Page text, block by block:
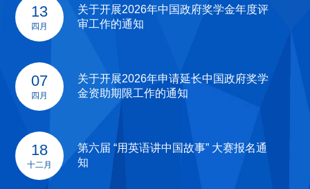
13
四月
关于开展2026年中国政府奖学金年度评
审工作的通知
07
四月
关于开展2026年申请延长中国政府奖学
金资助期限工作的通知
18
十二月
第六届 “用英语讲中国故事” 大赛报名通
知